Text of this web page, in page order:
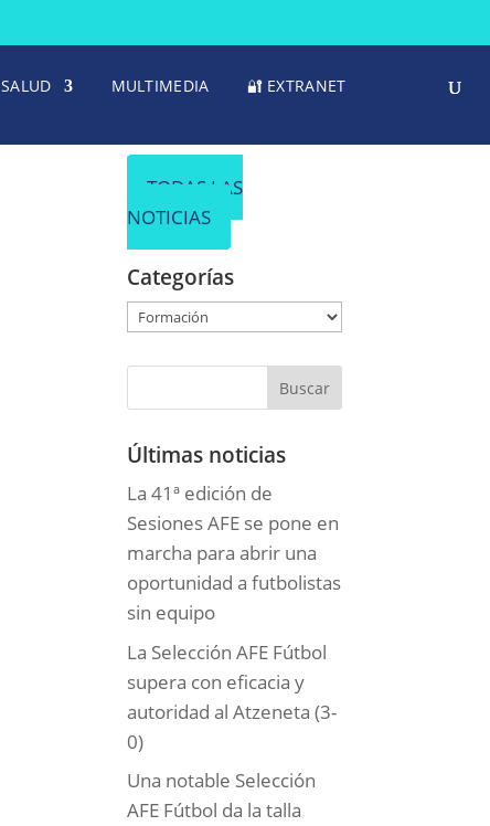
SALUD MULTIMEDIA 🔐 EXTRANET
TODAS LAS
NOTICIAS
Categorías
Categorías
Últimas noticias
La 41ª edición de
Sesiones AFE se pone en
marcha para abrir una
oportunidad a futbolistas
sin equipo
La Selección AFE Fútbol
supera con eficacia y
autoridad al Atzeneta (3-
0)
Una notable Selección
AFE Fútbol da la talla